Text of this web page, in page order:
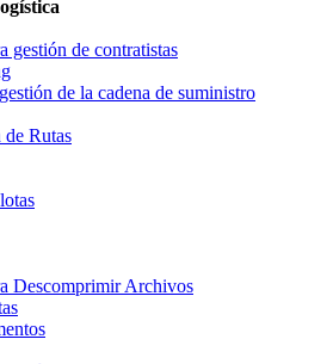
gestión de contratistas
de la cadena de suministro
Rutas
Descomprimir Archivos